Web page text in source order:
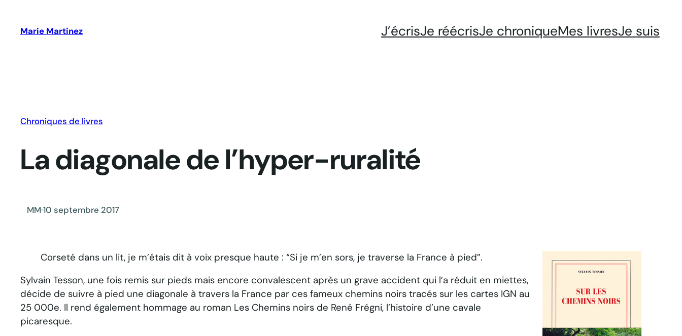
contenu
Marie Martinez J’écrisJe réécrisJe chroniqueMes livresJe suis
Chroniques de livres
La diagonale de l’hyper-ruralité
MM·10 septembre 2017
Corseté dans un lit, je m’étais dit à voix presque haute : “Si je m’en sors, je traverse la France à pied”.
Sylvain Tesson, une fois remis sur pieds mais encore convalescent après un grave accident qui l’a réduit en miettes,
décide de suivre à pied une diagonale à travers la France par ces fameux chemins noirs tracés sur les cartes IGN au
25 000e. Il rend également hommage au roman Les Chemins noirs de René Frégni, l’histoire d’une cavale
picaresque.